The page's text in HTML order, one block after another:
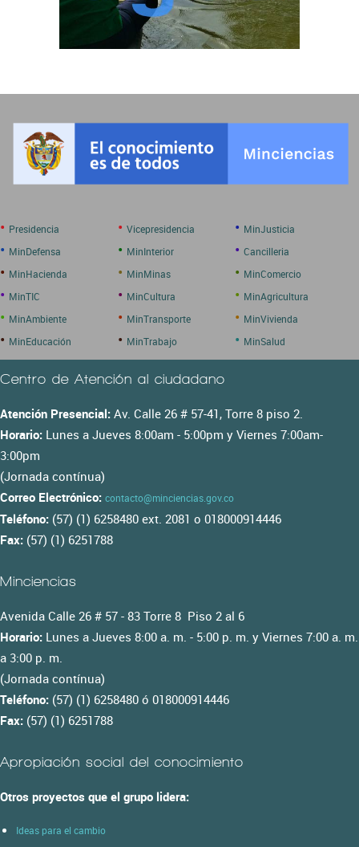
• Presidencia • Vicepresidencia • MinJusticia
• MinDefensa • MinInterior • Cancilleria
• MinHacienda • MinMinas • MinComercio
• MinTIC • MinCultura • MinAgricultura
• MinAmbiente • MinTransporte • MinVivienda
• MinEducación • MinTrabajo • MinSalud
Centro de Atención al ciudadano
Atención Presencial: Av. Calle 26 # 57-41, Torre 8 piso 2.
Horario: Lunes a Jueves 8:00am - 5:00pm y Viernes 7:00am-
3:00pm
(Jornada contínua)
Correo Electrónico: contacto@minciencias.gov.co
Teléfono: (57) (1) 6258480 ext. 2081 o 018000914446
Fax: (57) (1) 6251788
Minciencias
Avenida Calle 26 # 57 - 83 Torre 8 Piso 2 al 6
Horario: Lunes a Jueves 8:00 a. m. - 5:00 p. m. y Viernes 7:00 a. m.
a 3:00 p. m.
(Jornada contínua)
Teléfono: (57) (1) 6258480 ó 018000914446
Fax: (57) (1) 6251788
Apropiación social del conocimiento
Otros proyectos que el grupo lidera:
Ideas para el cambio